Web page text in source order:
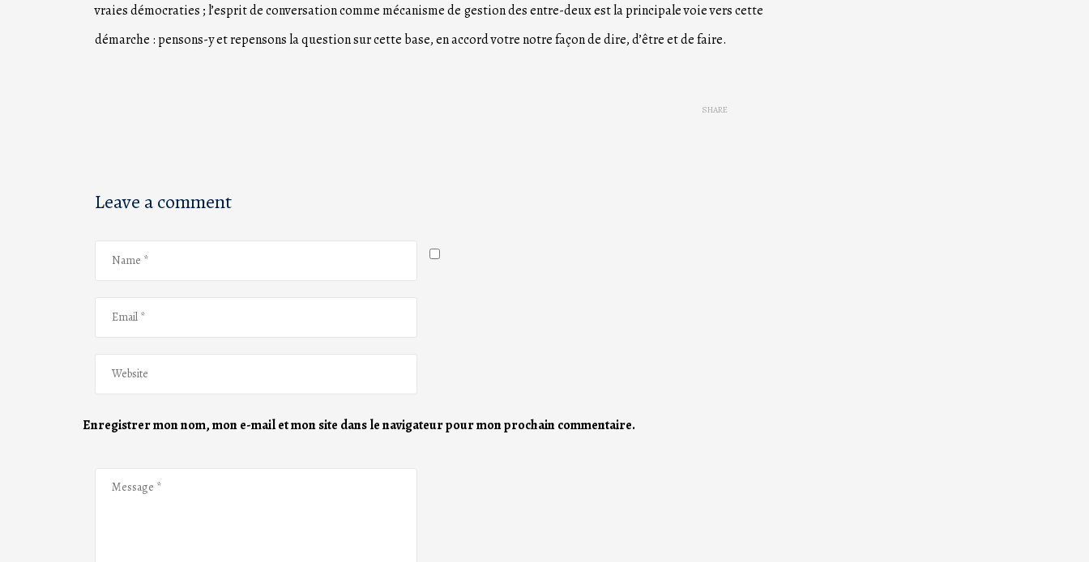
vraies démocraties ; l’esprit de conversation comme mécanisme de gestion des entre-deux est la principale voie vers cette
démarche : pensons-y et repensons la question sur cette base, en accord votre notre façon de dire, d’être et de faire.
SHARE
Leave a comment
Enregistrer mon nom, mon e-mail et mon site dans le navigateur pour mon prochain commentaire.